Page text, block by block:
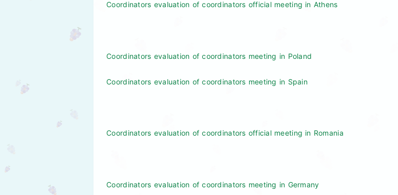
Coordinators evaluation of coordinators official meeting in Athens
Coordinators evaluation of coordinators meeting in Poland
Coordinators evaluation of coordinators meeting in Spain
Coordinators evaluation of coordinators official meeting in Romania
Coordinators evaluation of coordinators meeting in Germany